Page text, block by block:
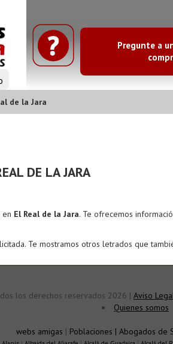
Pregunte a
de la Jara
DE LA JARA
El Real de la Jara. Te ofrecemos
Te mostramos otros letrados que
los derechos reservados 2026 | Aviso
Quienes somos
webs amigas | Poblaciones | Abogados de